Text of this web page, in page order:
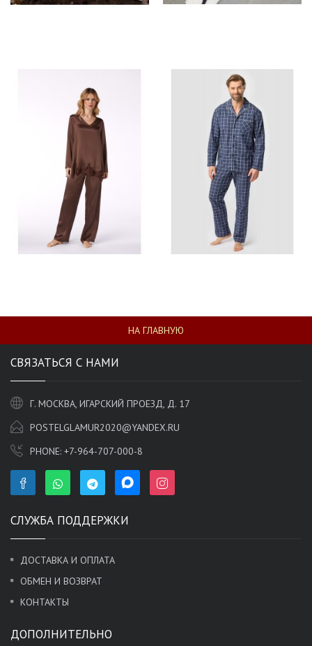
НА ГЛАВНУЮ
СВЯЗАТЬСЯ С НАМИ
Г. МОСКВА, ИГАРСКИЙ ПРОЕЗД, Д. 17
POSTELGLAMUR2020@YANDEX.RU
PHONE: +7-964-707-000-8
СЛУЖБА ПОДДЕРЖКИ
ДОСТАВКА И ОПЛАТА
ОБМЕН И ВОЗВРАТ
КОНТАКТЫ
ДОПОЛНИТЕЛЬНО